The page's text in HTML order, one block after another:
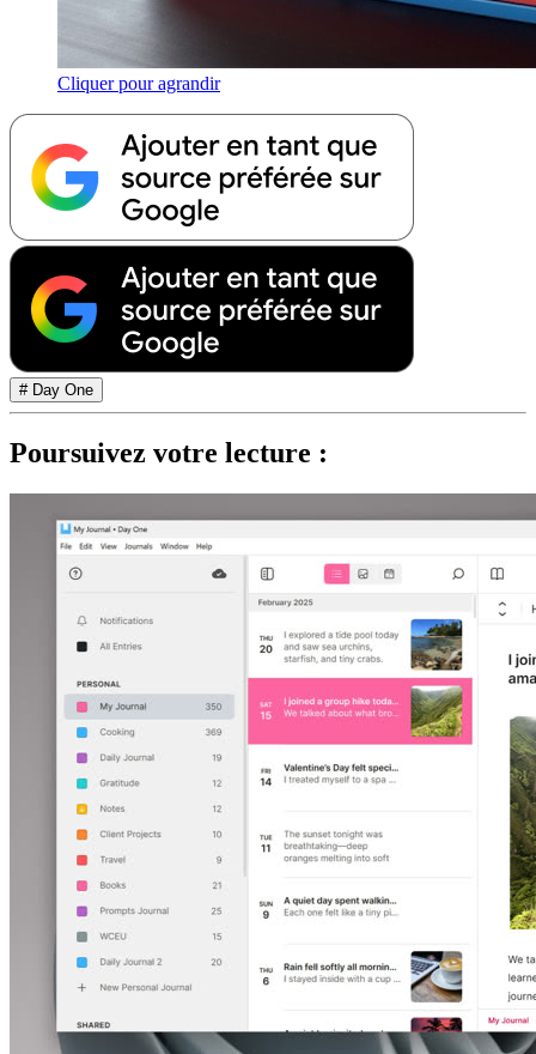
Cliquer pour agrandir
# Day One
Poursuivez votre lecture :